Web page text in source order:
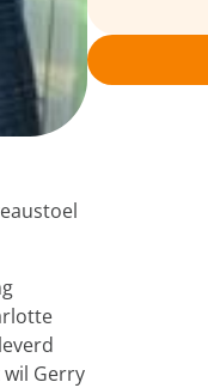
Gerry